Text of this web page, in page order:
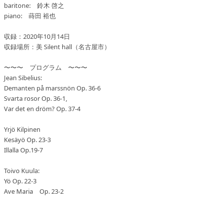
baritone: 鈴木 啓之
piano: 蒔田 裕也
収録：2020年10月14日
収録場所：美 Silent hall（名古屋市）
〜〜〜 プログラム 〜〜〜
Jean Sibelius:
Demanten på marssnön Op. 36-6
Svarta rosor Op. 36-1,
Var det en dröm? Op. 37-4
Yrjö Kilpinen
Kesäyö Op. 23-3
Illalla Op.19-7
Toivo Kuula:
Yö Op. 22-3
Ave Maria Op. 23-2